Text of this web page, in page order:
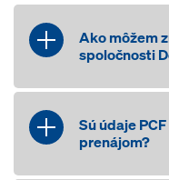
Ako môžem
spoločnosti
Naši
pristupovať
môžu byť
Sú údaje
prenájom?